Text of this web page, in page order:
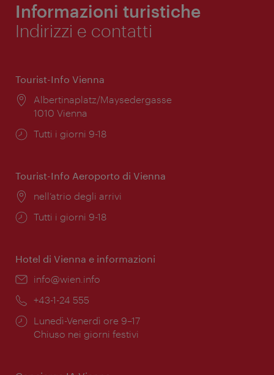
Informazioni turistiche
Indirizzi e contatti
Tourist-Info Vienna
Posizione:
Albertinaplatz/Maysedergasse
1010 Vienna
Orari
Tutti i giorni 9-18
Tourist-Info Aeroporto di Vienna
Posizione:
nell’atrio degli arrivi
Orari
Tutti i giorni 9-18
Hotel di Vienna e informazioni
Email:
info@wien.info
Telefono:
+43-1-24 555
Orari
di
Lunedì-Venerdì ore 9–17
Chiuso nei giorni festivi